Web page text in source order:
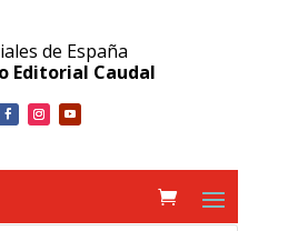
de España
Editorial Caudal